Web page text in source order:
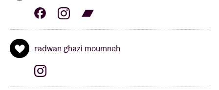
radwan ghazi moumneh